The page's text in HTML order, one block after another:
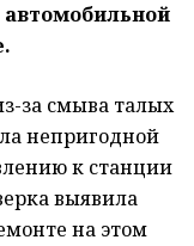
за смыва талых
непригодной
к станции
выявила
на этом